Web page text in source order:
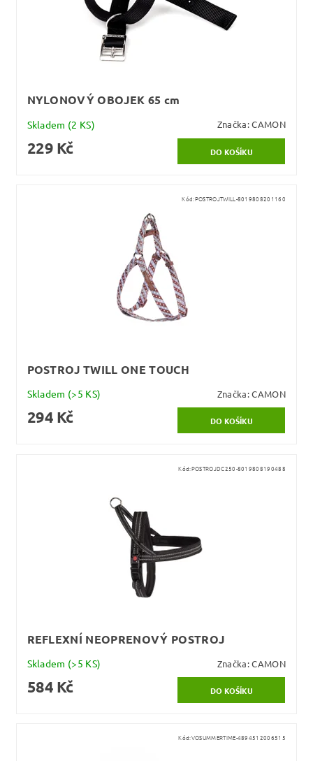
NYLONOVÝ OBOJEK 65 cm
Skladem (2 KS) Značka:CAMON
229 Kč
Kód:POSTROJTWILL-8019808201160
POSTROJ TWILL ONE TOUCH
Skladem (>5 KS) Značka:CAMON
294 Kč
Kód:POSTROJDC250-8019808190488
REFLEXNÍ NEOPRENOVÝ POSTROJ
Skladem (>5 KS) Značka:CAMON
584 Kč
Kód:VOSUMMERTIME-4894512006515